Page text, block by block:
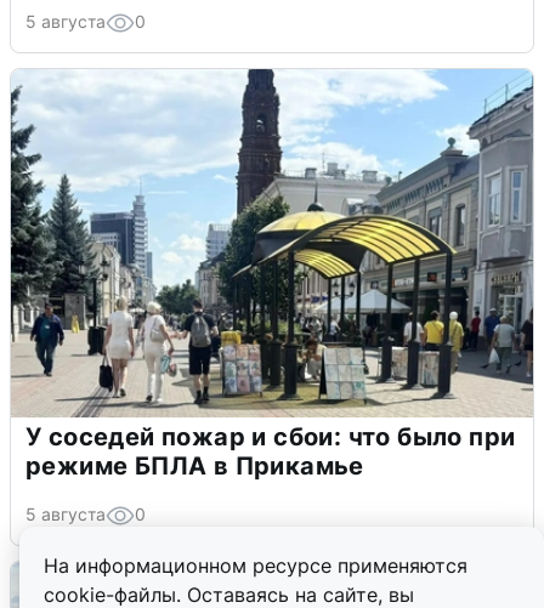
На информационном ресурсе применяются
cookie-файлы. Оставаясь на сайте, вы
5 августа 0
У соседей пожар и сбои: что было при
режиме БПЛА в Прикамье
5 августа 0